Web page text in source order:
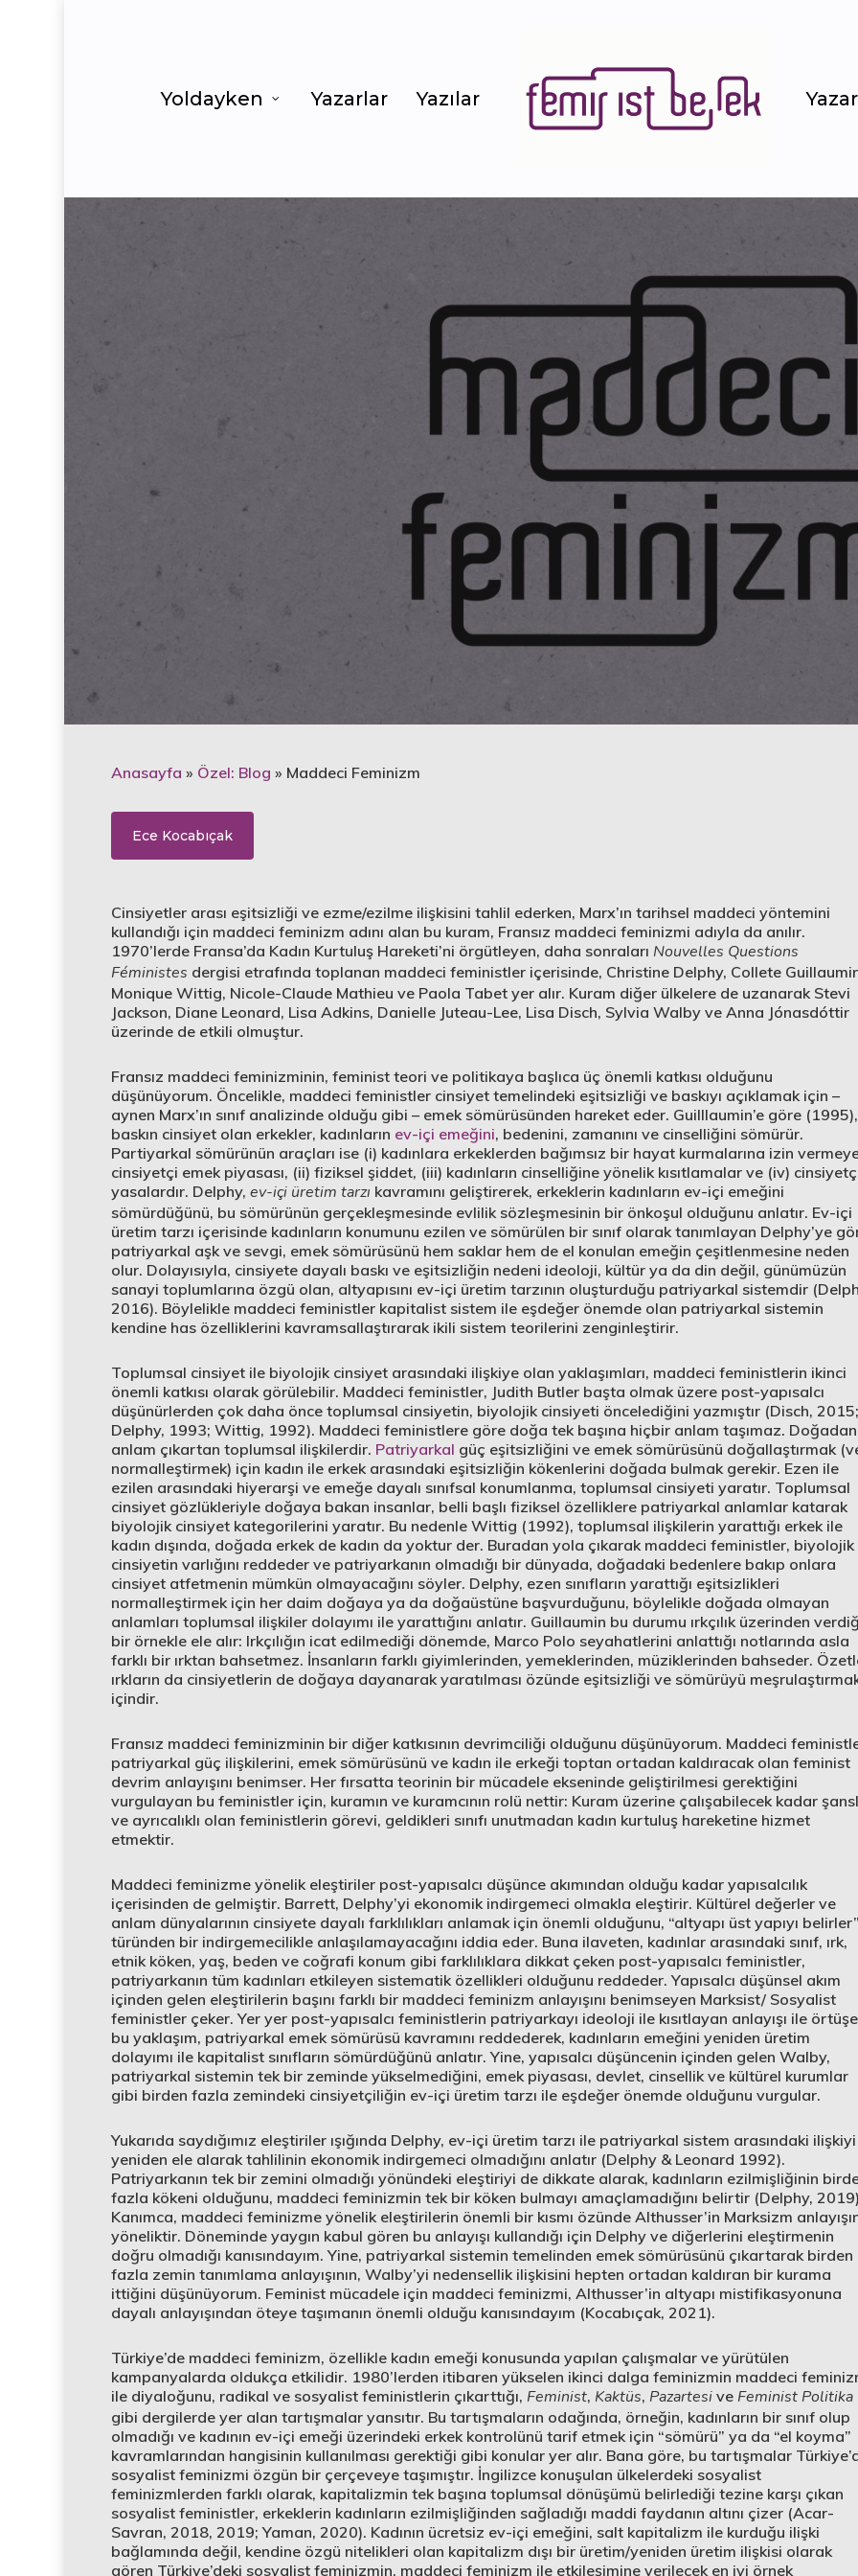
Yoldayken Yazarlar Yazılar
Anasayfa » Özel: Blog » Maddeci Feminizm
Ece Kocabıçak
Cinsiyetler arası eşitsizliği ve ezme/ezilme ilişkisini tahlil ederken, Marx’ın tarihsel maddeci yöntemini
kullandığı için maddeci feminizm adını alan bu kuram, Fransız maddeci feminizmi adıyla da anılır.
1970’lerde Fransa’da Kadın Kurtuluş Hareketi’ni örgütleyen, daha sonraları Nouvelles Questions
Féministes dergisi etrafında toplanan maddeci feministler içerisinde, Christine Delphy, Collete
Monique Wittig, Nicole-Claude Mathieu ve Paola Tabet yer alır. Kuram diğer ülkelere de uzanarak Stevi
Jackson, Diane Leonard, Lisa Adkins, Danielle Juteau-Lee, Lisa Disch, Sylvia Walby ve Anna Jónasdóttir
üzerinde de etkili olmuştur.
Fransız maddeci feminizminin, feminist teori ve politikaya başlıca üç önemli katkısı olduğunu
düşünüyorum. Öncelikle, maddeci feministler cinsiyet temelindeki eşitsizliği ve baskıyı açıklamak için –
aynen Marx’ın sınıf analizinde olduğu gibi – emek sömürüsünden hareket eder. Guilllaumin’e göre (1995),
baskın cinsiyet olan erkekler, kadınların ev-içi emeğini, bedenini, zamanını ve cinselliğini sömürür.
Partiyarkal sömürünün araçları ise (i) kadınlara erkeklerden bağımsız bir hayat kurmalarına izin
cinsiyetçi emek piyasası, (ii) fiziksel şiddet, (iii) kadınların cinselliğine yönelik kısıtlamalar ve (iv)
yasalardır. Delphy, ev-içi üretim tarzı kavramını geliştirerek, erkeklerin kadınların ev-içi emeğini
sömürdüğünü, bu sömürünün gerçekleşmesinde evlilik sözleşmesinin bir önkoşul olduğunu anlatır. Ev-içi
üretim tarzı içerisinde kadınların konumunu ezilen ve sömürülen bir sınıf olarak tanımlayan Delphy’ye
patriyarkal aşk ve sevgi, emek sömürüsünü hem saklar hem de el konulan emeğin çeşitlenmesine neden
olur. Dolayısıyla, cinsiyete dayalı baskı ve eşitsizliğin nedeni ideoloji, kültür ya da din değil, günümüzün
sanayi toplumlarına özgü olan, altyapısını ev-içi üretim tarzının oluşturduğu patriyarkal sistemdir
2016). Böylelikle maddeci feministler kapitalist sistem ile eşdeğer önemde olan patriyarkal sistemin
kendine has özelliklerini kavramsallaştırarak ikili sistem teorilerini zenginleştirir.
Toplumsal cinsiyet ile biyolojik cinsiyet arasındaki ilişkiye olan yaklaşımları, maddeci feministlerin ikinci
önemli katkısı olarak görülebilir. Maddeci feministler, Judith Butler başta olmak üzere post-yapısalcı
düşünürlerden çok daha önce toplumsal cinsiyetin, biyolojik cinsiyeti öncelediğini yazmıştır (Disch, 2015;
Delphy, 1993; Wittig, 1992). Maddeci feministlere göre doğa tek başına hiçbir anlam taşımaz. Doğadan
anlam çıkartan toplumsal ilişkilerdir. Patriyarkal güç eşitsizliğini ve emek sömürüsünü doğallaştırmak
normalleştirmek) için kadın ile erkek arasındaki eşitsizliğin kökenlerini doğada bulmak gerekir. Ezen ile
ezilen arasındaki hiyerarşi ve emeğe dayalı sınıfsal konumlanma, toplumsal cinsiyeti yaratır. Toplumsal
cinsiyet gözlükleriyle doğaya bakan insanlar, belli başlı fiziksel özelliklere patriyarkal anlamlar katarak
biyolojik cinsiyet kategorilerini yaratır. Bu nedenle Wittig (1992), toplumsal ilişkilerin yarattığı erkek ile
kadın dışında, doğada erkek de kadın da yoktur der. Buradan yola çıkarak maddeci feministler, biyolojik
cinsiyetin varlığını reddeder ve patriyarkanın olmadığı bir dünyada, doğadaki bedenlere bakıp onlara
cinsiyet atfetmenin mümkün olmayacağını söyler. Delphy, ezen sınıfların yarattığı eşitsizlikleri
normalleştirmek için her daim doğaya ya da doğaüstüne başvurduğunu, böylelikle doğada olmayan
anlamları toplumsal ilişkiler dolayımı ile yarattığını anlatır. Guillaumin bu durumu ırkçılık üzerinden
bir örnekle ele alır: Irkçılığın icat edilmediği dönemde, Marco Polo seyahatlerini anlattığı notlarında asla
farklı bir ırktan bahsetmez. İnsanların farklı giyimlerinden, yemeklerinden, müziklerinden bahseder.
ırkların da cinsiyetlerin de doğaya dayanarak yaratılması özünde eşitsizliği ve sömürüyü
içindir.
Fransız maddeci feminizminin bir diğer katkısının devrimciliği olduğunu düşünüyorum. Maddeci
patriyarkal güç ilişkilerini, emek sömürüsünü ve kadın ile erkeği toptan ortadan kaldıracak olan feminist
devrim anlayışını benimser. Her fırsatta teorinin bir mücadele ekseninde geliştirilmesi gerektiğini
vurgulayan bu feministler için, kuramın ve kuramcının rolü nettir: Kuram üzerine çalışabilecek kadar
ve ayrıcalıklı olan feministlerin görevi, geldikleri sınıfı unutmadan kadın kurtuluş hareketine hizmet
etmektir.
Maddeci feminizme yönelik eleştiriler post-yapısalcı düşünce akımından olduğu kadar yapısalcılık
içerisinden de gelmiştir. Barrett, Delphy’yi ekonomik indirgemeci olmakla eleştirir. Kültürel değerler ve
anlam dünyalarının cinsiyete dayalı farklılıkları anlamak için önemli olduğunu, “altyapı üst yapıyı belirler”
türünden bir indirgemecilikle anlaşılamayacağını iddia eder. Buna ilaveten, kadınlar arasındaki sınıf, ırk,
etnik köken, yaş, beden ve coğrafi konum gibi farklılıklara dikkat çeken post-yapısalcı feministler,
patriyarkanın tüm kadınları etkileyen sistematik özellikleri olduğunu reddeder. Yapısalcı düşünsel akım
içinden gelen eleştirilerin başını farklı bir maddeci feminizm anlayışını benimseyen Marksist/ Sosyalist
feministler çeker. Yer yer post-yapısalcı feministlerin patriyarkayı ideoloji ile kısıtlayan anlayışı ile
bu yaklaşım, patriyarkal emek sömürüsü kavramını reddederek, kadınların emeğini yeniden üretim
dolayımı ile kapitalist sınıfların sömürdüğünü anlatır. Yine, yapısalcı düşüncenin içinden gelen Walby,
patriyarkal sistemin tek bir zeminde yükselmediğini, emek piyasası, devlet, cinsellik ve kültürel kurumlar
gibi birden fazla zemindeki cinsiyetçiliğin ev-içi üretim tarzı ile eşdeğer önemde olduğunu vurgular.
Yukarıda saydığımız eleştiriler ışığında Delphy, ev-içi üretim tarzı ile patriyarkal sistem arasındaki ilişkiyi
yeniden ele alarak tahlilinin ekonomik indirgemeci olmadığını anlatır (Delphy & Leonard 1992).
Patriyarkanın tek bir zemini olmadığı yönündeki eleştiriyi de dikkate alarak, kadınların ezilmişliğinin
fazla kökeni olduğunu, maddeci feminizmin tek bir köken bulmayı amaçlamadığını belirtir (Delphy,
Kanımca, maddeci feminizme yönelik eleştirilerin önemli bir kısmı özünde Althusser’in Marksizm
yöneliktir. Döneminde yaygın kabul gören bu anlayışı kullandığı için Delphy ve diğerlerini eleştirmenin
doğru olmadığı kanısındayım. Yine, patriyarkal sistemin temelinden emek sömürüsünü çıkartarak birden
fazla zemin tanımlama anlayışının, Walby’yi nedensellik ilişkisini hepten ortadan kaldıran bir kurama
ittiğini düşünüyorum. Feminist mücadele için maddeci feminizmi, Althusser’in altyapı mistifikasyonuna
dayalı anlayışından öteye taşımanın önemli olduğu kanısındayım (Kocabıçak, 2021).
Türkiye’de maddeci feminizm, özellikle kadın emeği konusunda yapılan çalışmalar ve yürütülen
kampanyalarda oldukça etkilidir. 1980’lerden itibaren yükselen ikinci dalga feminizmin maddeci
ile diyaloğunu, radikal ve sosyalist feministlerin çıkarttığı, Feminist, Kaktüs, Pazartesive Feminist Politika
gibi dergilerde yer alan tartışmalar yansıtır. Bu tartışmaların odağında, örneğin, kadınların bir sınıf olup
olmadığı ve kadının ev-içi emeği üzerindeki erkek kontrolünü tarif etmek için “sömürü” ya da “el koyma”
kavramlarından hangisinin kullanılması gerektiği gibi konular yer alır. Bana göre, bu tartışmalar
sosyalist feminizmi özgün bir çerçeveye taşımıştır. İngilizce konuşulan ülkelerdeki sosyalist
feminizmlerden farklı olarak, kapitalizmin tek başına toplumsal dönüşümü belirlediği tezine karşı çıkan
sosyalist feministler, erkeklerin kadınların ezilmişliğinden sağladığı maddi faydanın altını çizer (Acar-
Savran, 2018, 2019; Yaman, 2020). Kadının ücretsiz ev-içi emeğini, salt kapitalizm ile kurduğu ilişki
bağlamında değil, kendine özgü nitelikleri olan kapitalizm dışı bir üretim/yeniden üretim ilişkisi olarak
gören Türkiye’deki sosyalist feminizmin, maddeci feminizm ile etkileşimine verilecek en iyi örnek